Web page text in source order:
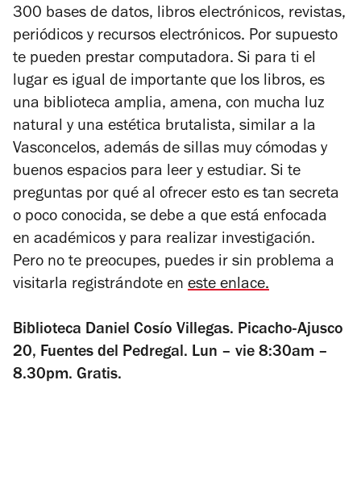
300 bases de datos, libros electrónicos, revistas,
periódicos y recursos electrónicos. Por supuesto
te pueden prestar computadora. Si para ti el
lugar es igual de importante que los libros, es
una biblioteca amplia, amena, con mucha luz
natural y una estética brutalista, similar a la
Vasconcelos, además de sillas muy cómodas y
buenos espacios para leer y estudiar. Si te
preguntas por qué al ofrecer esto es tan secreta
o poco conocida, se debe a que está enfocada
en académicos y para realizar investigación.
Pero no te preocupes, puedes ir sin problema a
visitarla registrándote en este enlace.
Biblioteca Daniel Cosío Villegas. Picacho-Ajusco
20, Fuentes del Pedregal. Lun – vie 8:30am –
8.30pm. Gratis.